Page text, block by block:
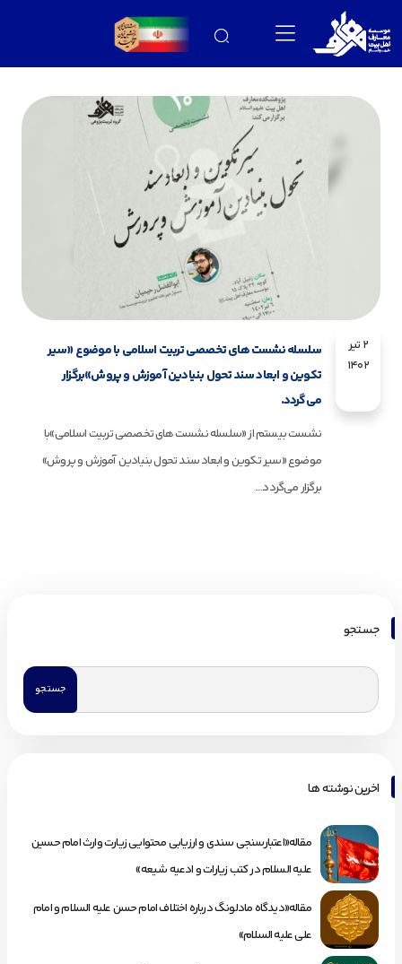
2 تیر
1402
سلسله نشست های تخصصی تربیت اسلامی با موضوع «سیر
تکوین و ابعاد سند تحول بنیادین آموزش و پروش»برگزار
می‌گردد.
نشست بیستم از «سلسله نشست های تخصصی تربیت اسلامی»با
موضوع «سیر تکوین و ابعاد سند تحول بنیادین آموزش و پروش»
برگزار می‌گردد....
جستجو
اخرین نوشته ها
مقاله«اعتبارسنجی سندی و ارزیابی محتوایی زیارت وارث امام حسین
علیه السلام در کتب زیارات و ادعیه شیعه»
مقاله«دیدگاه مادلونگ درباره اختلاف امام حسن علیه السلام و امام
علی علیه السلام»